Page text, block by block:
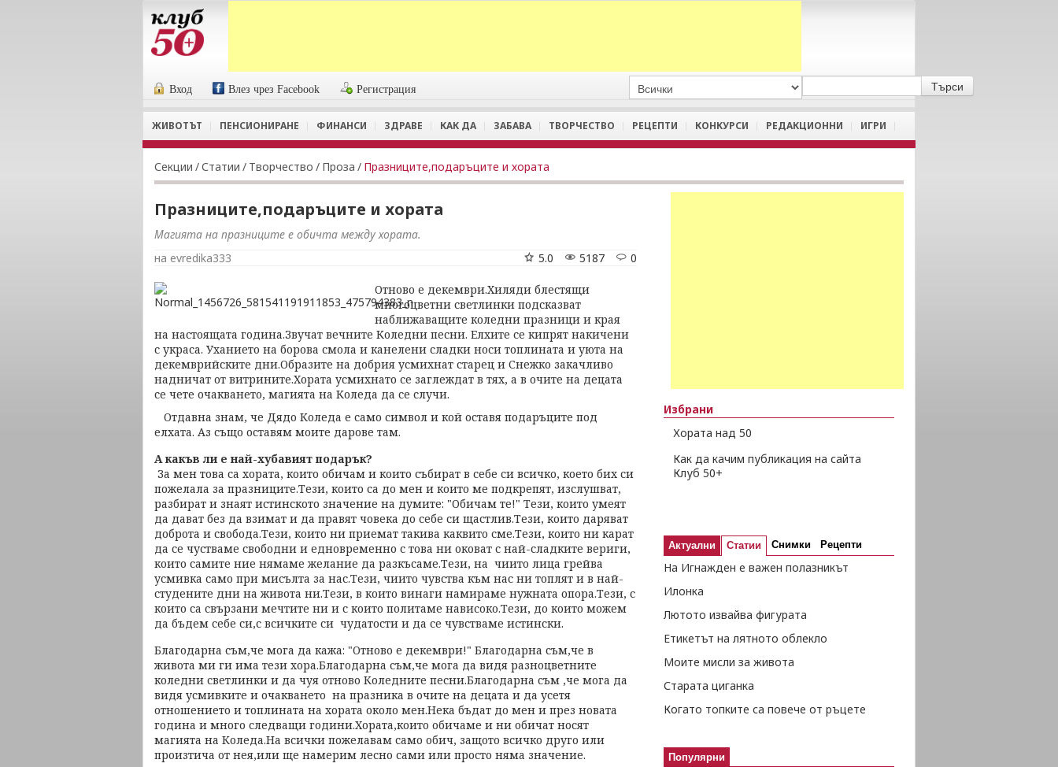
Вход Влез чрез Facebook Регистрация
ЖИВОТЪТ ПЕНСИОНИРАНЕ ФИНАНСИ ЗДРАВЕ КАК ДА ЗАБАВА ТВОРЧЕСТВО РЕЦЕПТИ КОНКУРСИ РЕДАКЦИОННИ ИГРИ
Секции /Статии / Творчество / Проза / Празниците,подаръците и хората
Празниците,подаръците и хората
Магията на празниците е обичта между хората.
на evredika333
0
5187
5.0
Отново е декември.Хиляди блестящи
многоцветни светлинки подсказват
наближаващите коледни празници и края
на настоящата година.Звучат вечните Коледни песни. Елхите се кипрят накичени
с украса. Уханието на борова смола и канелени сладки носи топлината и уюта на
декемврийските дни.Образите на добрия усмихнат старец и Снежко закачливо
надничат от витрините.Хората усмихнато се заглеждат в тях, а в очите на децата
се чете очакването, магията на Коледа да се случи.
Отдавна знам, че Дядо Коледа е само символ и кой оставя подаръците под
елхата. Аз също оставям моите дарове там.
А какъв ли е най-хубавият подарък?
За мен това са хората, които обичам и които събират в себе си всичко, което бих си
пожелала за празниците.Тези, които са до мен и които ме подкрепят, изслушват,
разбират и знаят истинското значение на думите: "Обичам те!" Тези, които умеят
да дават без да взимат и да правят човека до себе си щастлив.Тези, които даряват
доброта и свобода.Тези, които ни приемат такива каквито сме.Тези, които ни карат
да се чустваме свободни и едновременно с това ни оковат с най-сладките вериги,
които самите ние нямаме желание да разкъсаме.Тези, на чиито лица грейва
усмивка само при мисълта за нас.Тези, чиито чувства към нас ни топлят и в най-
студените дни на живота ни.Тези, в които винаги намираме нужната опора.Тези, с
които са свързани мечтите ни и с които политаме нависоко.Тези, до които можем
да бъдем себе си,с всичките си чудатости и да се чувстваме истински.
Благодарна съм,че мога да кажа: "Отново е декември!" Благодарна съм,че в
живота ми ги има тези хора.Благодарна съм,че мога да видя разноцветните
коледни светлинки и да чуя отново Коледните песни.Благодарна съм ,че мога да
видя усмивките и очакването на празника в очите на децата и да усетя
отношението и топлината на хората около мен.Нека бъдат до мен и през новата
година и много следващи години.Хората,които обичаме и ни обичат носят
магията на Коледа.На всички пожелавам само обич, защото всичко друго или
произтича от нея,или ще намерим лесно сами или просто няма значение.
Избрани
Хората над 50
Как да качим публикация на сайта
Клуб 50+
Актуални Статии Снимки Рецепти
На Игнажден е важен полазникът
Илонка
Лютото извайва фигурата
Етикетът на лятното облекло
Моите мисли за живота
Старата циганка
Когато топките са повече от ръцете
Популярни